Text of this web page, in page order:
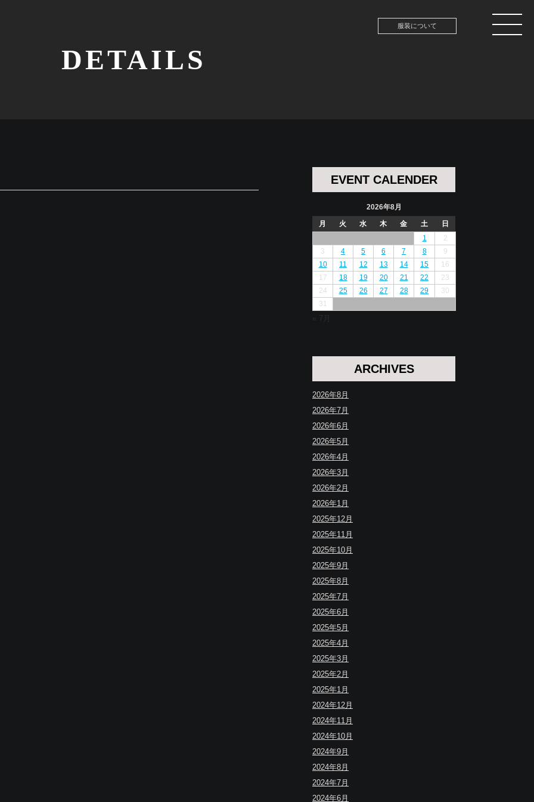
服装について
DETAILS
EVENT CALENDER
2026年8月
月
火 水 木 金 土
日
1
2
3
4 5 6 7 8
9
10
11 12 13 14 15
16
17
18 19 20 21 22
23
24
25 26 27 28 29
30
31
« 7月
ARCHIVES
2026年8月
2026年7月
2026年6月
2026年5月
2026年4月
2026年3月
2026年2月
2026年1月
2025年12月
2025年11月
2025年10月
2025年9月
2025年8月
2025年7月
2025年6月
2025年5月
2025年4月
2025年3月
2025年2月
2025年1月
2024年12月
2024年11月
2024年10月
2024年9月
2024年8月
2024年7月
2024年6月